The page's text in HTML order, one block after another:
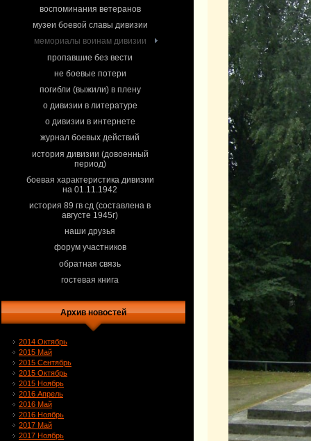
воспоминания ветеранов
музеи боевой славы дивизии
мемориалы воинам дивизии
пропавшие без вести
не боевые потери
погибли (выжили) в плену
о дивизии в литературе
о дивизии в интернете
журнал боевых действий
история дивизии (довоенный
период)
боевая характеристика дивизии
на 01.11.1942
история 89 гв сд (составлена в
августе 1945г)
наши друзья
форум участников
обратная связь
гостевая книга
Архив новостей
2014 Октябрь
2015 Май
2015 Сентябрь
2015 Октябрь
2015 Ноябрь
2016 Апрель
2016 Май
2016 Ноябрь
2017 Май
2017 Ноябрь